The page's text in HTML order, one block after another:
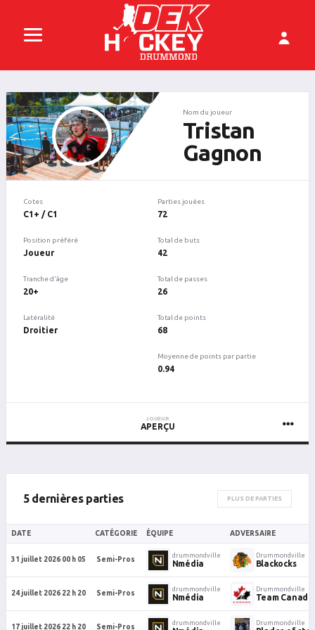
Nom du joueur
Tristan
Gagnon
Cotes
C1+ / C1
Position préféré
Joueur
Tranche d'âge
20+
Latéralité
Droitier
Parties jouées
72
Total de buts
42
Total de passes
26
Total de points
68
Moyenne de points par partie
0.94
JOUEUR
APERÇU
5 dernières parties PLUS DE PARTIES
DATE CATÉGORIE ÉQUIPE ADVERSAIRE
31 juillet 2026 00 h 05 Semi-Pros
drummondville
Nmédia
Drummondville
Blackocks
24 juillet 2026 22 h 20 Semi-Pros
drummondville
Nmédia
Drummondville
Team Canada
17 juillet 2026 22 h 20 Semi-Pros
drummondville Drummondville